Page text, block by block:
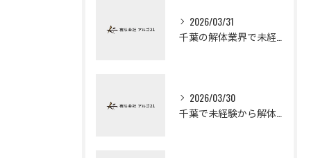
2026/03/31
2026/03/30